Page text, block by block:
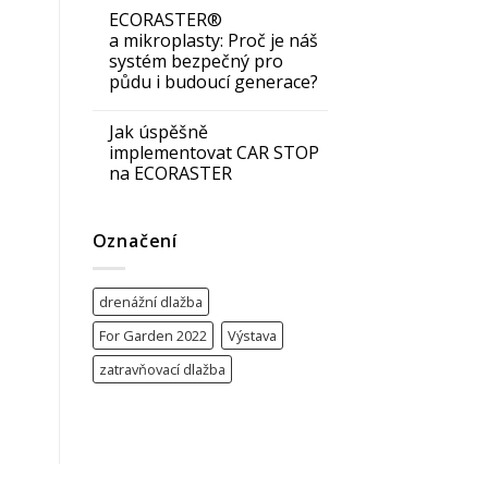
ECORASTER®
a mikroplasty: Proč je náš
systém bezpečný pro
půdu i budoucí generace?
Jak úspěšně
implementovat CAR STOP
na ECORASTER
Označení
drenážní dlažba
For Garden 2022
Výstava
zatravňovací dlažba